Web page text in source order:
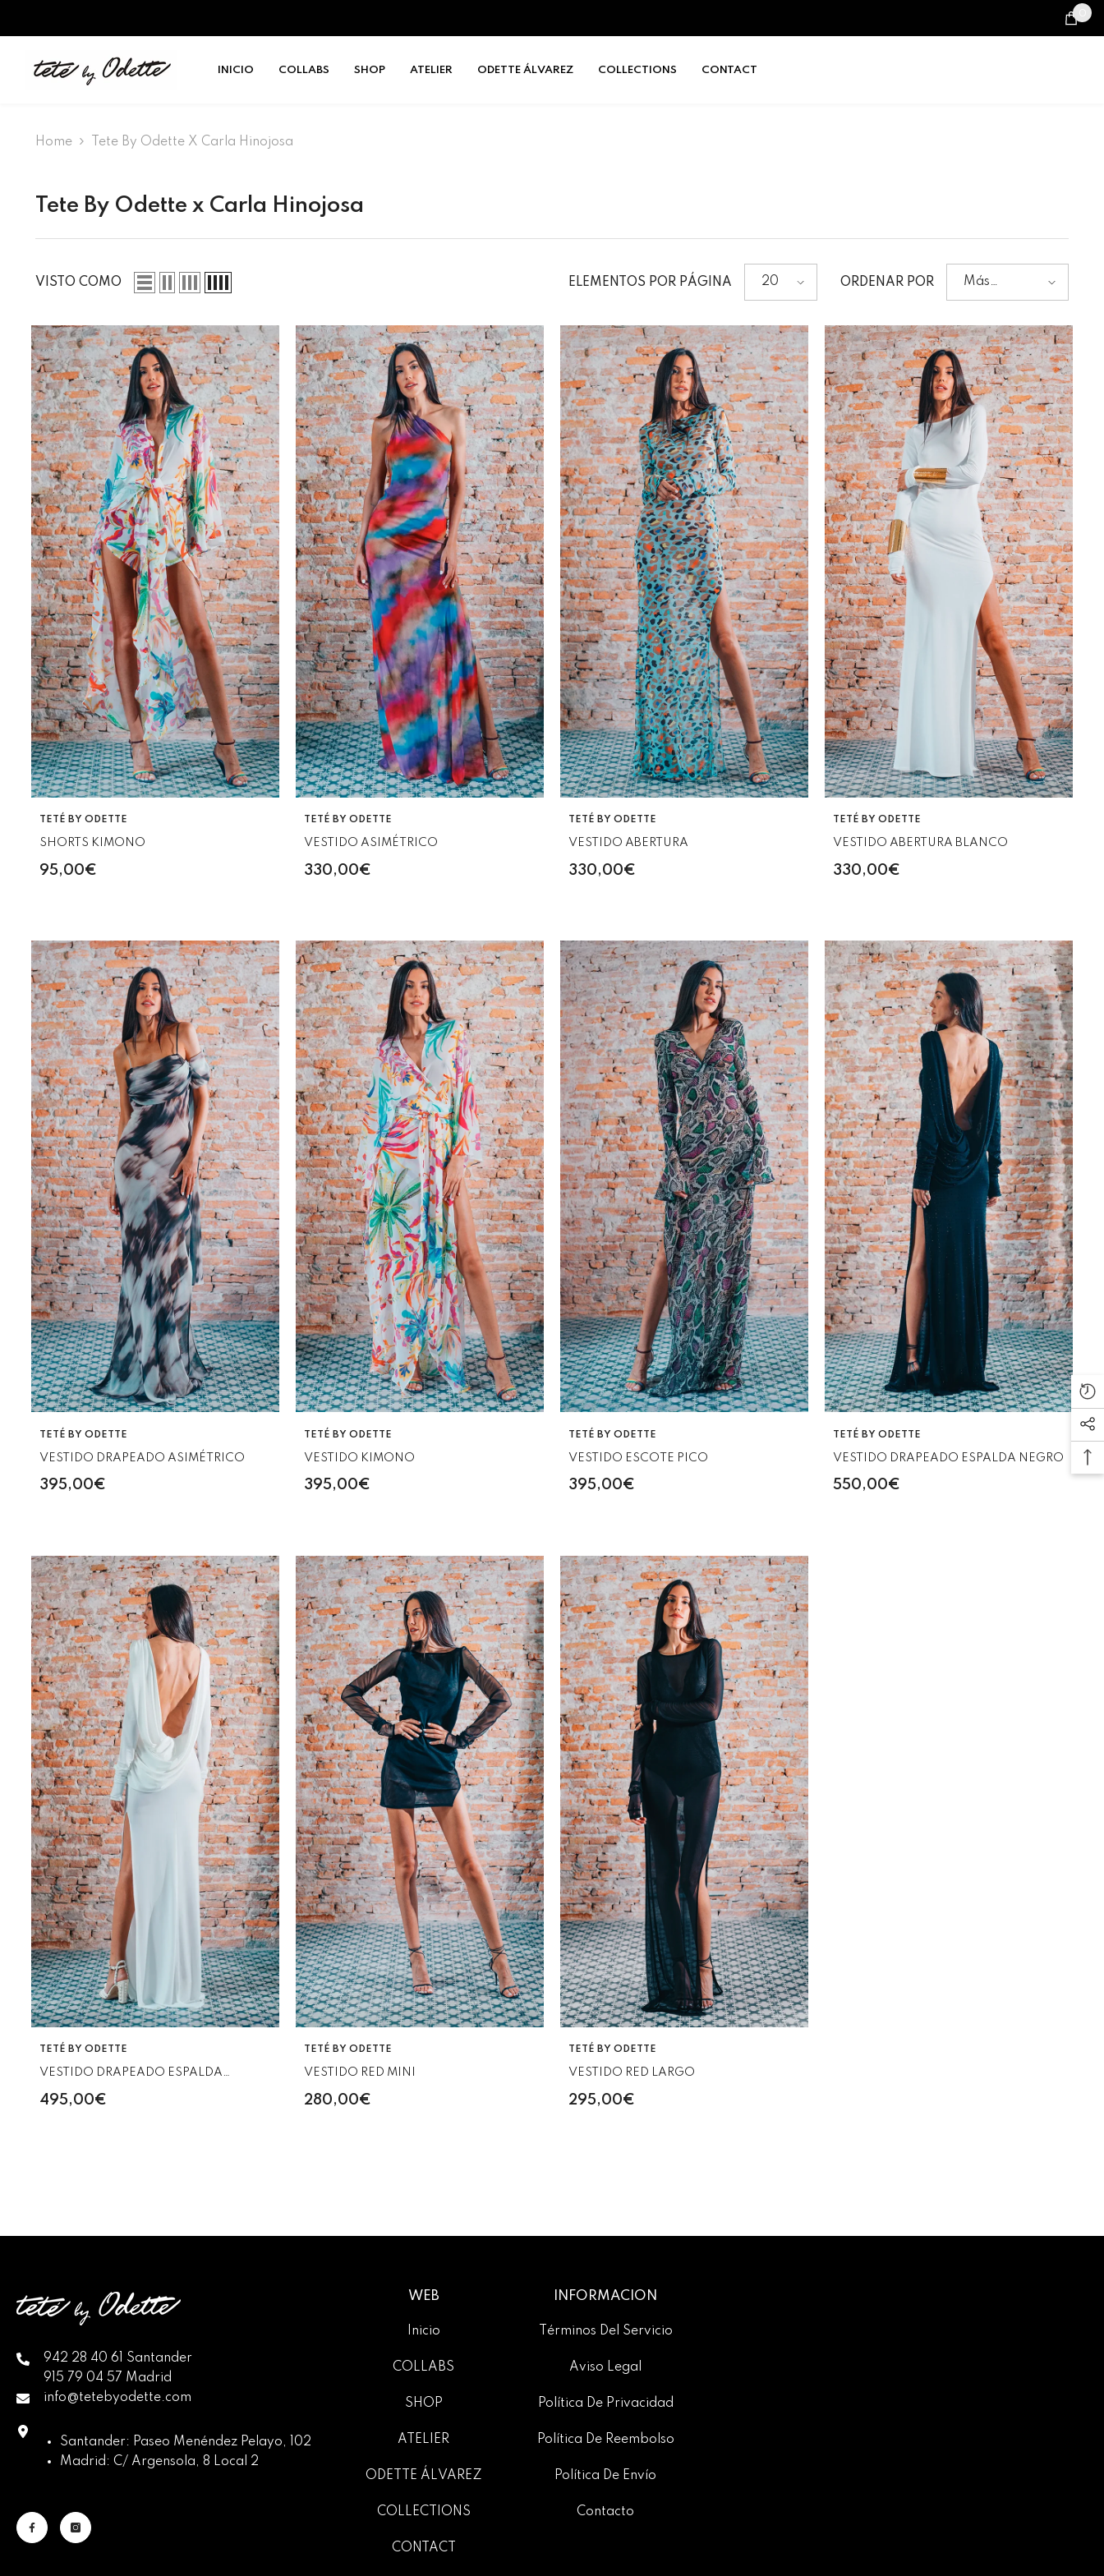
0
INICIO COLLABS SHOP ATELIER ODETTE ÁLVAREZ COLLECTIONS CONTACT
Home Tete By Odette X Carla Hinojosa
Tete By Odette x Carla Hinojosa
VISTO COMO ELEMENTOS POR PÁGINA 20 ORDENAR POR
Más
VENDEDOR:
TETÉ BY ODETTE
SHORTS KIMONO
95,00€
VENDEDOR:
TETÉ BY ODETTE
VESTIDO ASIMÉTRICO
330,00€
VENDEDOR:
TETÉ BY ODETTE
VESTIDO ABERTURA
330,00€
VENDEDOR:
TETÉ BY ODETTE
VESTIDO ABERTURA BLANCO
330,00€
VENDEDOR:
TETÉ BY ODETTE
VESTIDO DRAPEADO ASIMÉTRICO
395,00€
VENDEDOR:
TETÉ BY ODETTE
VESTIDO KIMONO
395,00€
VENDEDOR:
TETÉ BY ODETTE
VESTIDO ESCOTE PICO
395,00€
VENDEDOR:
TETÉ BY ODETTE
VESTIDO DRAPEADO ESPALDA NEGRO
550,00€
VENDEDOR:
TETÉ BY ODETTE
VESTIDO DRAPEADO ESPALDA
BLANCO
495,00€
VENDEDOR:
TETÉ BY ODETTE
VESTIDO RED MINI
280,00€
VENDEDOR:
TETÉ BY ODETTE
VESTIDO RED LARGO
295,00€
942 28 40 61 Santander
915 79 04 57 Madrid
info@tetebyodette.com
Santander: Paseo Menéndez Pelayo, 102
Madrid: C/ Argensola, 8 Local 2
WEB
Inicio
COLLABS
SHOP
ATELIER
ODETTE ÁLVAREZ
COLLECTIONS
CONTACT
INFORMACIÓN
Términos Del Servicio
Aviso Legal
Política De Privacidad
Política De Reembolso
Política De Envío
Contacto